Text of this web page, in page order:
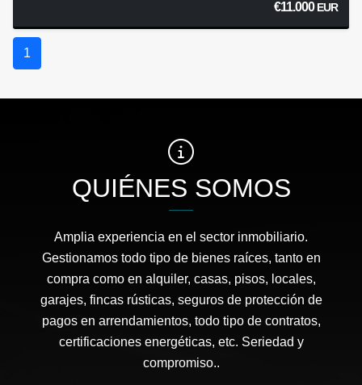
€11.000EUR
1
QUIÉNES SOMOS
Amplia experiencia en el sector inmobiliario.
Gestionamos todo tipo de bienes raíces, tanto en
compra como en alquiler, casas, pisos, locales,
garajes, fincas rústicas, seguros de protección de
pagos en arrendamientos, todo tipo de contratos,
certificaciones energéticas, etc. Seriedad y
compromiso..